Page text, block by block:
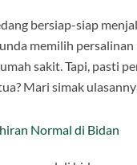
bersiap-siap
memilih
sakit. Tapi, pasti
Mari simak
Normal di Bidan